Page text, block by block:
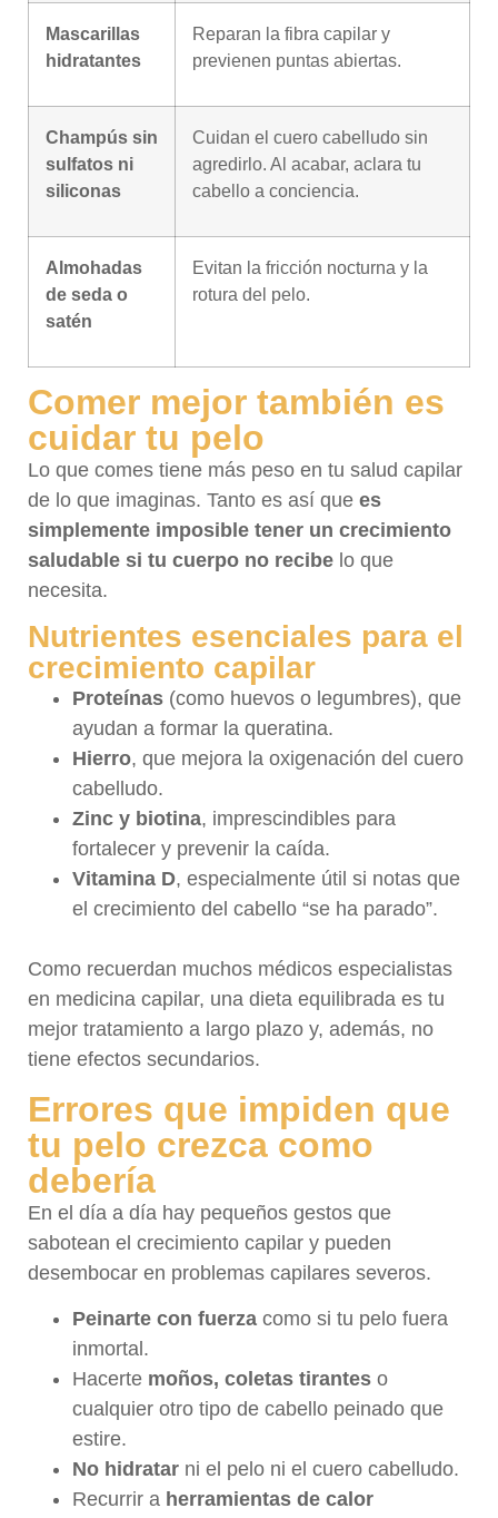
Mascarillas
hidratantes
Reparan la fibra capilar y
previenen puntas abiertas.
Champús sin
sulfatos ni
siliconas
Cuidan el cuero cabelludo sin
agredirlo. Al acabar, aclara tu
cabello a conciencia.
Almohadas
de seda o
satén
Evitan la fricción nocturna y la
rotura del pelo.
Comer mejor también es
cuidar tu pelo
Lo que comes tiene más peso en tu salud capilar
de lo que imaginas. Tanto es así que es
simplemente imposible tener un crecimiento
saludable si tu cuerpo no recibe lo que
necesita.
Nutrientes esenciales para el
crecimiento capilar
Proteínas (como huevos o legumbres), que
ayudan a formar la queratina.
Hierro, que mejora la oxigenación del cuero
cabelludo.
Zinc y biotina, imprescindibles para
fortalecer y prevenir la caída.
Vitamina D, especialmente útil si notas que
el crecimiento del cabello “se ha parado”.
Como recuerdan muchos médicos especialistas
en medicina capilar, una dieta equilibrada es tu
mejor tratamiento a largo plazo y, además, no
tiene efectos secundarios.
Errores que impiden que
tu pelo crezca como
debería
En el día a día hay pequeños gestos que
sabotean el crecimiento capilar y pueden
desembocar en problemas capilares severos.
Peinarte con fuerza como si tu pelo fuera
inmortal.
Hacerte moños, coletas tirantes o
cualquier otro tipo de cabello peinado que
estire.
No hidratar ni el pelo ni el cuero cabelludo.
Recurrir a herramientas de calor